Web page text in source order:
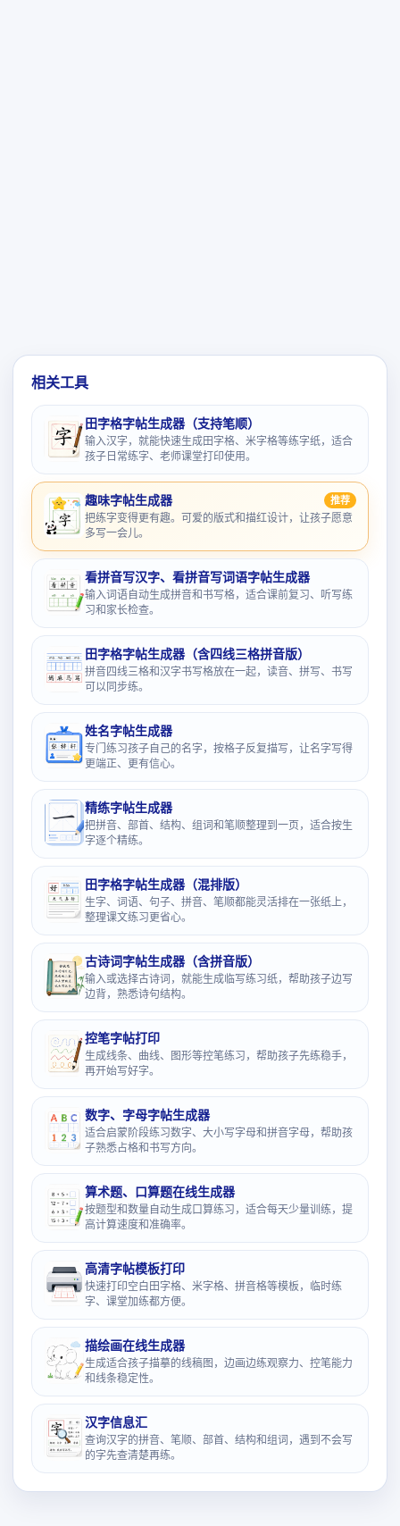
相关工具
田字格字帖生成器（支持笔顺）
输入汉字，就能快速生成田字格、米字格等练字纸，适合
孩子日常练字、老师课堂打印使用。
趣味字帖生成器 推荐
把练字变得更有趣。可爱的版式和描红设计，让孩子愿意
多写一会儿。
看拼音写汉字、看拼音写词语字帖生成器
输入词语自动生成拼音和书写格，适合课前复习、听写练
习和家长检查。
田字格字帖生成器（含四线三格拼音版）
拼音四线三格和汉字书写格放在一起，读音、拼写、书写
可以同步练。
姓名字帖生成器
专门练习孩子自己的名字，按格子反复描写，让名字写得
更端正、更有信心。
精练字帖生成器
把拼音、部首、结构、组词和笔顺整理到一页，适合按生
字逐个精练。
田字格字帖生成器（混排版）
生字、词语、句子、拼音、笔顺都能灵活排在一张纸上，
整理课文练习更省心。
古诗词字帖生成器（含拼音版）
输入或选择古诗词，就能生成临写练习纸，帮助孩子边写
边背，熟悉诗句结构。
控笔字帖打印
生成线条、曲线、图形等控笔练习，帮助孩子先练稳手，
再开始写好字。
数字、字母字帖生成器
适合启蒙阶段练习数字、大小写字母和拼音字母，帮助孩
子熟悉占格和书写方向。
算术题、口算题在线生成器
按题型和数量自动生成口算练习，适合每天少量训练，提
高计算速度和准确率。
高清字帖模板打印
快速打印空白田字格、米字格、拼音格等模板，临时练
字、课堂加练都方便。
描绘画在线生成器
生成适合孩子描摹的线稿图，边画边练观察力、控笔能力
和线条稳定性。
汉字信息汇
查询汉字的拼音、笔顺、部首、结构和组词，遇到不会写
的字先查清楚再练。